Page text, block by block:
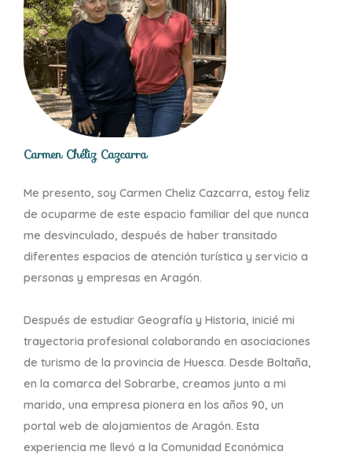
Carmen Chéliz Cazcarra
Me presento, soy Carmen Cheliz Cazcarra, estoy feliz
de ocuparme de este espacio familiar del que nunca
me desvinculado, después de haber transitado
diferentes espacios de atención turística y servicio a
personas y empresas en Aragón.
Después de estudiar Geografía y Historia, inicié mi
trayectoria profesional colaborando en asociaciones
de turismo de la provincia de Huesca. Desde Boltaña,
en la comarca del Sobrarbe, creamos junto a mi
marido, una empresa pionera en los años 90, un
portal web de alojamientos de Aragón. Esta
experiencia me llevó a la Comunidad Económica